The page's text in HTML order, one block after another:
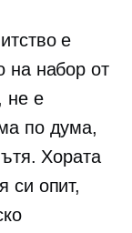
е
на набор от
не е
по дума,
Хората
си опит,